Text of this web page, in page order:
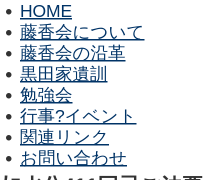
HOME
藤香会について
藤香会の沿革
黒田家遺訓
勉強会
行事?イベント
関連リンク
お問い合わせ